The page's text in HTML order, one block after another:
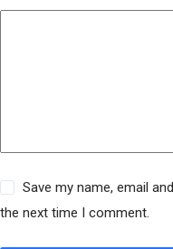
Save my name, email
the next time I comment.